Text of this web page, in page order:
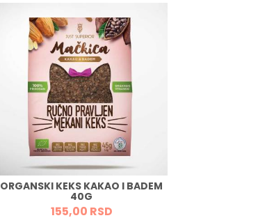
ORGANSKI KEKS KAKAO I BADEM
40G
155,00 RSD